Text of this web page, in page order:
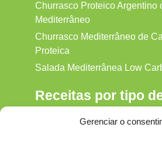
Gerenciar o
Churrasco Proteico Argentino
Mediterrâneo
Churrasco Mediterrâneo de
Proteica
Salada Mediterrânea Low
Receitas por tipo